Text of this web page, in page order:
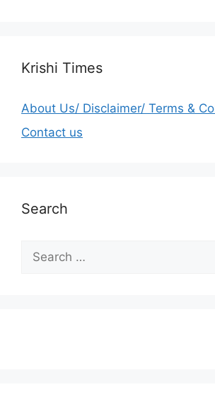
Krishi Times
About Us/ Disclaimer/ Terms &
Contact us
Search